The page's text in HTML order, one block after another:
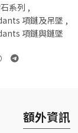
系列 ,
項鏈及吊墜 ,
項鏈與鏈墜
額外資訊